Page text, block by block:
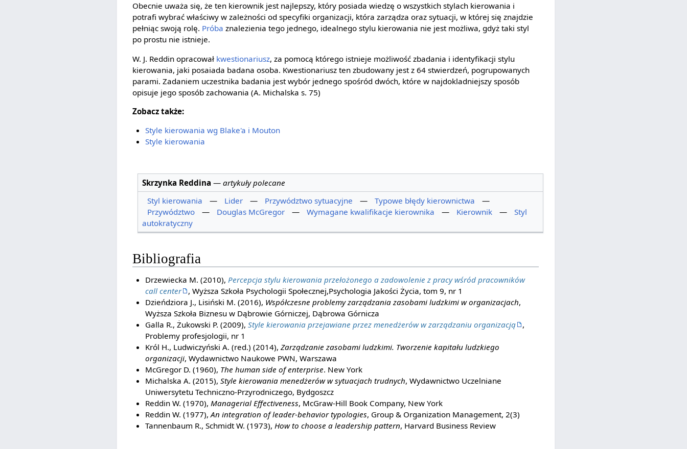
Obecnie uważa się, że ten kierownik jest najlepszy, który posiada wiedzę o wszystkich stylach kierowania i
potrafi wybrać właściwy w zależności od specyfiki organizacji, która zarządza oraz sytuacji, w której się znajdzie
pełniąc swoją rolę. Próba znalezienia tego jednego, idealnego stylu kierowania nie jest możliwa, gdyż taki styl
po prostu nie istnieje.
W. J. Reddin opracował kwestionariusz, za pomocą którego istnieje możliwość zbadania i identyfikacji stylu
kierowania, jaki posaiada badana osoba. Kwestionariusz ten zbudowany jest z 64 stwierdzeń, pogrupowanych
parami. Zadaniem uczestnika badania jest wybór jednego spośród dwóch, które w najdokladniejszy sposób
opisuje jego sposób zachowania (A. Michalska s. 75)
Zobacz także:
Style kierowania wg Blake'a i Mouton
Style kierowania
Skrzynka Reddina — artykuły polecane
Styl kierowania
— Lider — Przywództwo sytuacyjne — Typowe błędy kierownictwa
—
Przywództwo
— Douglas McGregor — Wymagane kwalifikacje kierownika — Kierownik —
Styl
autokratyczny
Bibliografia
Drzewiecka M. (2010), Percepcja stylu kierowania przełożonego a zadowolenie z pracy wśród pracowników
call center
, Wyższa Szkoła Psychologii Społecznej,Psychologia Jakości Życia, tom 9, nr 1
Dzieńdziora J., Lisiński M. (2016), Współczesne problemy zarządzania zasobami ludzkimi w organizacjach,
Wyższa Szkoła Biznesu w Dąbrowie Górniczej, Dąbrowa Górnicza
Galla R., Żukowski P. (2009), Style kierowania przejawiane przez menedżerów w zarządzaniu organizacją
,
Problemy profesjologii, nr 1
Król H., Ludwiczyński A. (red.) (2014), Zarządzanie zasobami ludzkimi. Tworzenie kapitału ludzkiego
organizacji, Wydawnictwo Naukowe PWN, Warszawa
McGregor D. (1960), The human side of enterprise. New York
Michalska A. (2015), Style kierowania menedżerów w sytuacjach trudnych, Wydawnictwo Uczelniane
Uniwersytetu Techniczno-Przyrodniczego, Bydgoszcz
Reddin W. (1970), Managerial Effectiveness, McGraw-Hill Book Company, New York
Reddin W. (1977),An integration of leader-behavior typologies, Group & Organization Management, 2(3)
Tannenbaum R., Schmidt W. (1973), How to choose a leadership pattern, Harvard Business Review